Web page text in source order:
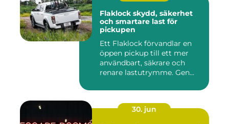
Flaklock skydd, säkerhet
och smartare last för
pickupen
Ett Flaklock förvandlar en
öppen pickup till ett mer
användbart, säkrare och
renare lastutrymme. Gen...
30. jun